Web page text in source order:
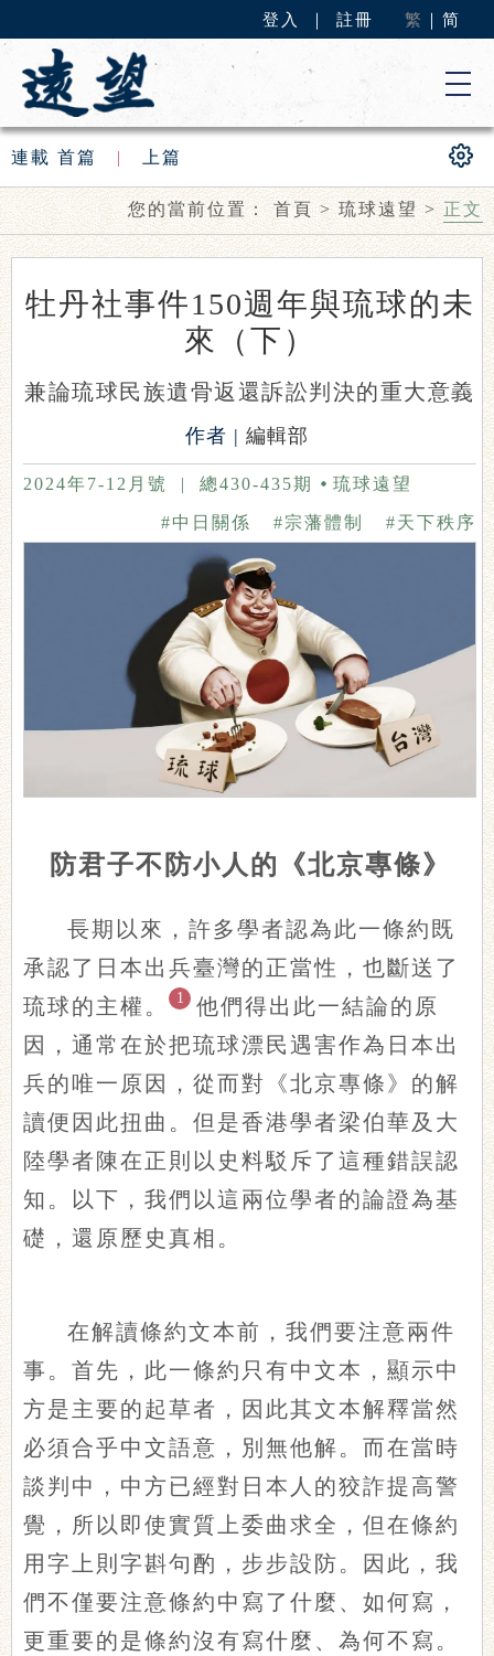
登入 註冊 繁 简
連載 首篇 | 上篇
您的當前位置：首頁>琉球遠望>正文
牡丹社事件150週年與琉球的未
來（下）
兼論琉球民族遺骨返還訴訟判決的重大意義
作者 | 編輯部
2024年7-12月號 | 總430-435期 琉球遠望
#天下秩序
#宗藩體制
#中日關係
防君子不防小人的《北京專條》
長期以來，許多學者認為此一條約既
承認了日本出兵臺灣的正當性，也斷送了
琉球的主權。
1
他們得出此一結論的原
因，通常在於把琉球漂民遇害作為日本出
兵的唯一原因，從而對《北京專條》的解
讀便因此扭曲。但是香港學者梁伯華及大
陸學者陳在正則以史料駁斥了這種錯誤認
知。以下，我們以這兩位學者的論證為基
礎，還原歷史真相。
在解讀條約文本前，我們要注意兩件
事。首先，此一條約只有中文本，顯示中
方是主要的起草者，因此其文本解釋當然
必須合乎中文語意，別無他解。而在當時
談判中，中方已經對日本人的狡詐提高警
覺，所以即使實質上委曲求全，但在條約
用字上則字斟句酌，步步設防。因此，我
們不僅要注意條約中寫了什麼、如何寫，
更重要的是條約沒有寫什麼、為何不寫。